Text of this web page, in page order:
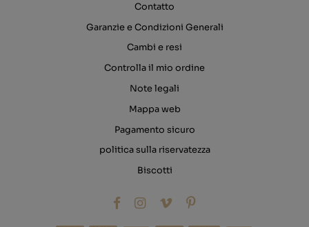
Contatto
Garanzie e Condizioni Generali
Cambi e resi
Controlla il mio ordine
Note legali
Mappa web
Pagamento sicuro
politica sulla riservatezza
Biscotti